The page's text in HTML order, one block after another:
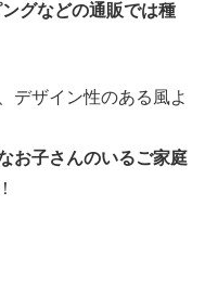
グなどの通販では種
デザイン性のある風よ
お子さんのいるご家庭